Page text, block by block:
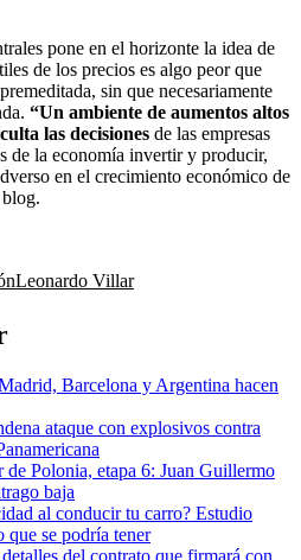
pone en el horizonte la idea de
de los precios es algo peor que
sin que necesariamente
“Un ambiente de aumentos altos
las decisiones de las empresas
de la economía invertir y producir,
en el crecimiento económico de
Leonardo Villar
Barcelona y Argentina hacen
ataque con explosivos contra
Polonia, etapa 6: Juan Guillermo
baja
al conducir tu carro? Estudio
que se podría tener
del contrato que firmará con